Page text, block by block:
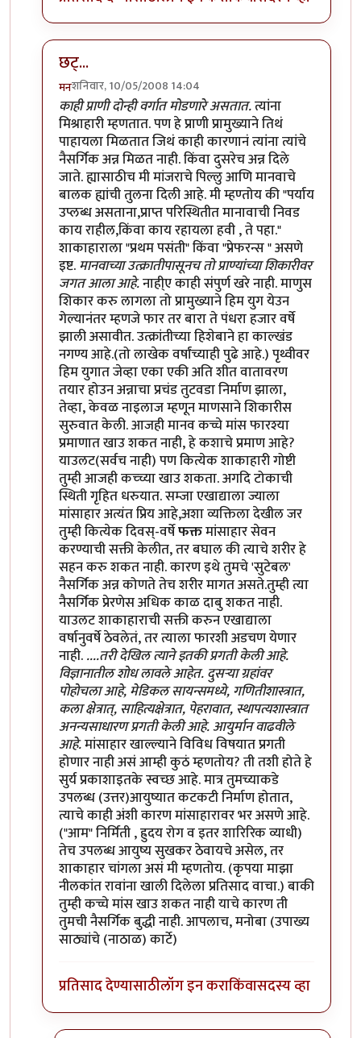
छट्...
मनशनिवार, 10/05/2008 14:04
In reply toशाकाहार-मांसाहार....byप्रभाकर पेठकर
काही प्राणी दोन्ही वर्गात मोडणारे असतात.त्यांना
मिश्राहारी म्हणतात. पण हे प्राणी प्रामुख्याने तिथं
पाहायला मिळतात जिथं काही कारणानं त्यांना त्यांचे
नैसर्गिक अन्न मिळत नाही. किंवा दुसरेच अन्न दिले
जाते. ह्यासाठीच मी मांजराचे पिल्लु आणि मानवाचे
बालक ह्यांची तुलना दिली आहे. मी म्हण्तोय की "पर्याय
उप्लब्ध असताना,प्राप्त परिस्थितीत मानावाची निवड
काय राहील,किंवा काय रहायला हवी , ते पहा."
शाकाहाराला "प्रथम पसंती" किंवा "प्रेफरन्स " असणे
इष्ट.मानवाच्या उत्क्रातीपासूनच तो प्राण्यांच्या शिकारीवर
जगत आला आहे.नाही्ए काही संपुर्ण खरे नाही. माणुस
शिकार करु लागला तो प्रामुख्याने हिम युग येउन
गेल्यानंतर म्हणजे फार तर बारा ते पंधरा हजार वर्षे
झाली असावीत. उत्क्रांतीच्या हिशेबाने हा काल्खंड
नगण्य आहे.(तो लाखेक वर्षांच्याही पुढे आहे.) पृथ्वीवर
हिम युगात जेव्हा एका एकी अति शीत वातावरण
तयार होउन अन्नाचा प्रचंड तुटवडा निर्माण झाला,
तेव्हा, केवळ नाइलाज म्हणून माणसाने शिकारीस
सुरुवात केली. आजही मानव कच्चे मांस फारश्या
प्रमाणात खाउ शकत नाही, हे कशाचे प्रमाण आहे?
याउलट(सर्वच नाही) पण कित्येक शाकाहारी गोष्टी
तुम्ही आजही कच्च्या खाउ शकता. अगदि टोकाची
स्थिती गृहित धरुयात. सम्जा एखाद्याला ज्याला
मांसाहार अत्यंत प्रिय आहे,अशा व्यक्तिला देखील जर
तुम्ही कित्येक दिवस्-वर्षेफक्तमांसाहार सेवन
करण्याची सक्ती केलीत, तर बघाल की त्याचे शरीर हे
सहन करु शकत नाही. कारण इथे तुमचे 'सुटेबल'
नैसर्गिक अन्न कोणते तेच शरीर मागत असते.तुम्ही त्या
नैसर्गिक प्रेरणेस अधिक काळ दाबु शकत नाही.
याउलट शाकाहाराची सक्ती करुन एखाद्याला
वर्षानुवर्षे ठेवलेतं, तर त्याला फारशी अडचण येणार
नाही.....तरी देखिल त्याने इतकी प्रगती केली आहे.
विज्ञानातील शोध लावले आहेत. दुसर्‍या ग्रहांवर
पोहोचला आहे, मेडिकल सायन्समध्ये, गणितीशास्त्रात,
कला क्षेत्रात्, साहित्यक्षेत्रात, पेहरावात, स्थापत्यशास्त्रात
अनन्यसाधारण प्रगती केली आहे. आयुर्मान वाढवीले
आहे.मांसाहार खाल्ल्याने विविध विषयात प्रगती
होणार नाही असं आम्ही कुठं म्हणतोय? ती तशी होते हे
सुर्य प्रकाशाइतके स्वच्छ आहे. मात्र तुमच्याकडे
उपलब्ध (उत्तर)आयुष्यात कटकटी निर्माण होतात,
त्याचे काही अंशी कारण मांसाहारावर भर असणे आहे.
("आम" निर्मिती , ह्रुदय रोग व इतर शारिरिक व्याधी)
तेच उपलब्ध आयुष्य सुखकर ठेवायचे असेल, तर
शाकाहार चांगला असं मी म्हणतोय. (कृपया माझा
नीलकांत रावांना खाली दिलेला प्रतिसाद वाचा.) बाकी
तुम्ही कच्चे मांस खाउ शकत नाही याचे कारण ती
तुमची नैसर्गिक बुद्धी नाही. आपलाच, मनोबा (उपाख्य
साठ्यांचे (नाठाळ) कार्टे)
प्रतिसाद देण्यासाठीलॉग इन कराकिंवासदस्य व्हा